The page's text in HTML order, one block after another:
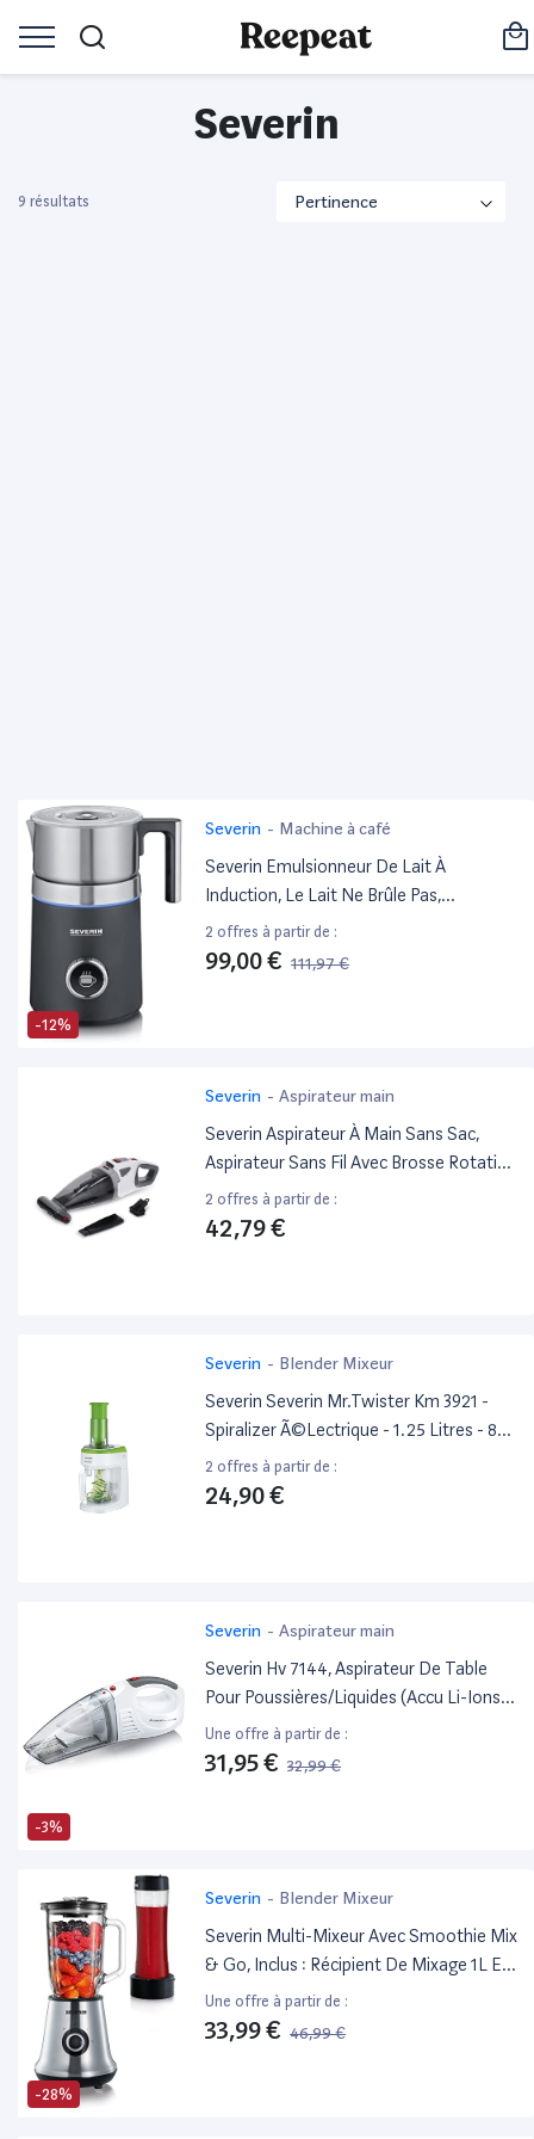
Severin
9 résultats
-12%
Severin - Machine à café
Severin Emulsionneur De Lait À
Induction, Le Lait Ne Brûle Pas,
Chocolatière Spuma 700 Plus 700Ml 13
Programmes Inox/Noir Mat, Sm 3587
2 offres à partir de :
99,00 € 111,97 €
Severin - Aspirateur main
Severin Aspirateur À Main Sans Sac,
Aspirateur Sans Fil Avec Brosse Rotative,
Fonction Aspirateur Eau Et Poussière,
Aspirateur De Table À Éclairage Led, 30
2 offres à partir de :
42,79 €
Severin - Blender Mixeur
Severin Severin Mr.Twister Km 3921 -
Spiralizer Ã©Lectrique - 1.25 Litres - 80
Watt - Blanc/Vert
2 offres à partir de :
24,90 €
-3%
Severin - Aspirateur main
Severin Hv 7144, Aspirateur De Table
Pour Poussières/Liquides (Accu Li-Ions
7,4V, Câble Allume-Cigare 12V Et 3
Accessoires Inclus, S´Power Home & Car
Une offre à partir de :
31,95 € 32,99 €
-28%
Severin - Blender Mixeur
Severin Multi-Mixeur Avec Smoothie Mix
& Go, Inclus : Récipient De Mixage 1L Et
Récipient À Boisson 600 Ml Avec
Couvercle, Env. 500 W, Sm 3737,
Une offre à partir de :
33,99 € 46,99 €